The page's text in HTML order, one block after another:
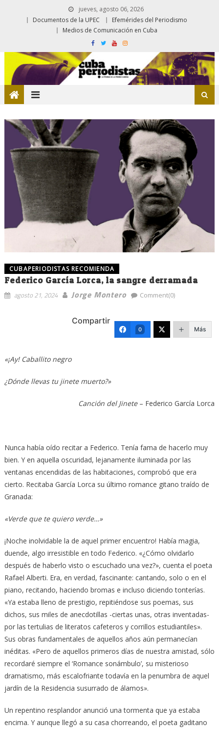
jueves, agosto 06, 2026
Documentos de la UPEC
Efemérides del Periodismo
Medios de Comunicación en Cuba
CUBAPERIODISTAS RECOMIENDA
Federico García Lorca, la sangre derramada
agosto 21, 2024 Jorge Montero Comment(0)
Compartir
0 Más
«¡Ay! Caballito negro
¿Dónde llevas tu jinete muerto?»
Canción del Jinete– Federico García Lorca
Nunca había oído recitar a Federico. Tenía fama de hacerlo muy
bien. Y en aquella oscuridad, lejanamente iluminada por las
ventanas encendidas de las habitaciones, comprobó que era
cierto. Recitaba García Lorca su último romance gitano traído de
Granada:
«Verde que te quiero verde…»
¡Noche inolvidable la de aquel primer encuentro! Había magia,
duende, algo irresistible en todo Federico. «¿Cómo olvidarlo
después de haberlo visto o escuchado una vez?», cuenta el poeta
Rafael Alberti. Era, en verdad, fascinante: cantando, solo o en el
piano, recitando, haciendo bromas e incluso diciendo tonterías.
«Ya estaba lleno de prestigio, repitiéndose sus poemas, sus
dichos, sus miles de anecdotillas -ciertas unas, otras inventadas-
por las tertulias de literatos cafeteros y corrillos estudiantiles».
Sus obras fundamentales de aquellos años aún permanecían
inéditas. «Pero de aquellos primeros días de nuestra amistad, sólo
recordaré siempre el ‘Romance sonámbulo’, su misterioso
dramatismo, más escalofriante todavía en la penumbra de aquel
jardín de la Residencia susurrado de álamos».
Un repentino resplandor anunció una tormenta que ya estaba
encima. Y aunque llegó a su casa chorreando, el poeta gaditano